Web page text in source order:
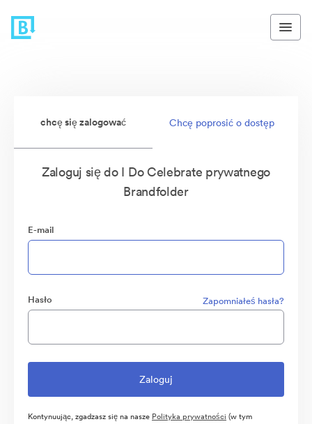
chcę się zalogować Chcę poprosić o dostęp
Zaloguj się do I Do Celebrate prywatnego
Brandfolder
E-mail
Hasło Zapomniałeś hasła?
Kontynuując, zgadzasz się na nasze Polityka prywatności (w tym